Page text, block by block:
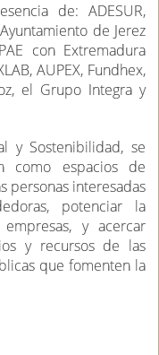
de: ADESUR,
de Jerez
con Extremadura
AUPEX, Fundhex,
el Grupo Integra y
y Sostenibilidad, se
como espacios de
personas interesadas
potenciar la
y acercar
y recursos de las
que fomenten la